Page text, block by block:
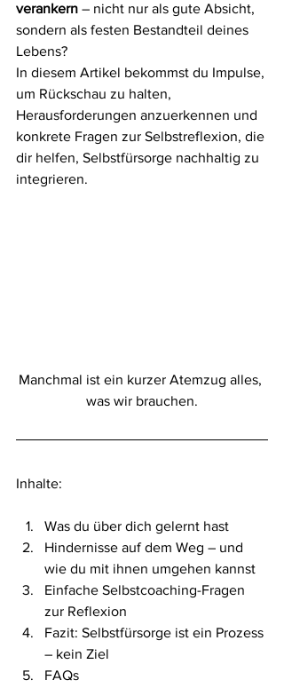
verankern – nicht nur als gute Absicht,
sondern als festen Bestandteil deines
Lebens?
In diesem Artikel bekommst du Impulse,
um Rückschau zu halten,
Herausforderungen anzuerkennen und
konkrete Fragen zur Selbstreflexion, die
dir helfen, Selbstfürsorge nachhaltig zu
integrieren.
Manchmal ist ein kurzer Atemzug alles,
was wir brauchen.
Inhalte:
Was du über dich gelernt hast
Hindernisse auf dem Weg – und
wie du mit ihnen umgehen kannst
Einfache Selbstcoaching-Fragen
zur Reflexion
Fazit: Selbstfürsorge ist ein Prozess
– kein Ziel
FAQs